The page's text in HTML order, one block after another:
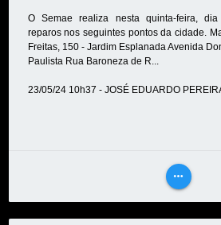
O Semae realiza nesta quinta-feira,
reparos nos seguintes pontos da cidade.
Freitas, 150 - Jardim Esplanada Avenida
Paulista Rua Baroneza de R...
23/05/24 10h37 - JOSÉ EDUARDO
more_horiz
VEJA